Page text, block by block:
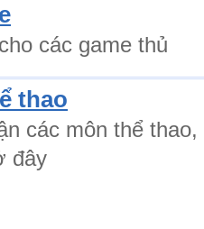
các game thủ
thao
các môn thể thao,
đây